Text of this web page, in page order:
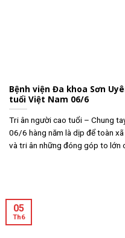
Bệnh viện Đa khoa Sơn
tuổi Việt Nam 06/6
Tri ân người cao tuổi – Chung
06/6 hàng năm là dịp để toàn
và tri ân những đóng góp to lớn
05
Th6